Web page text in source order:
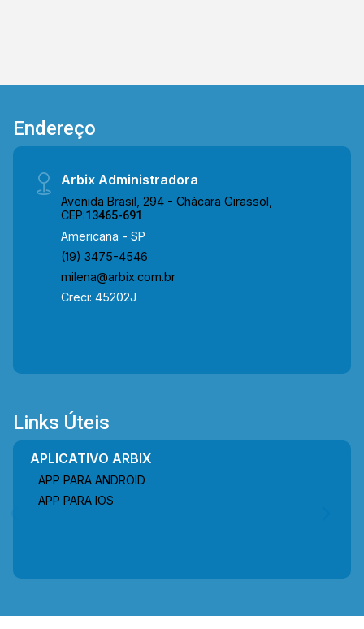
Endereço
Arbix Administradora
Avenida Brasil, 294 - Chácara Girassol,
CEP:13465-691
Americana - SP
(19) 3475-4546
milena@arbix.com.br
Creci: 45202J
Links Úteis
APLICATIVO ARBIX
APP PARA ANDROID
APP PARA IOS